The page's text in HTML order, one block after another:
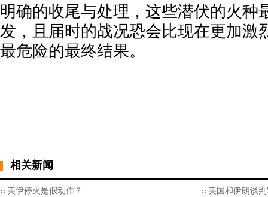
明确的收尾与处理，这些潜伏的火种
发，且届时的战况恐会比现在更加激
最危险的最终结果。
相关新闻
美伊停火是假动作？
美国和伊朗谈